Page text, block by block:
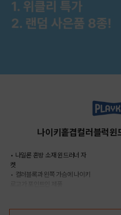
나이키홑겹컬러블럭
• 나일론 혼방 소재 윈드러너 자
켓
• 컬러블록과 왼쪽 가슴에 나이키